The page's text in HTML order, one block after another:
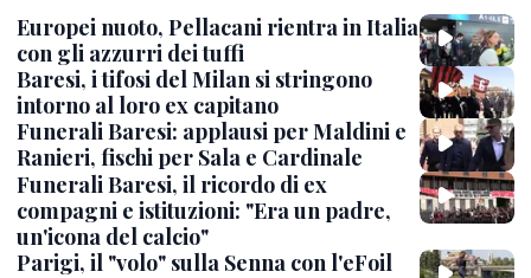
Europei nuoto, Pellacani rientra in Italia
con gli azzurri dei tuffi
Baresi, i tifosi del Milan si stringono
intorno al loro ex capitano
Funerali Baresi: applausi per Maldini e
Ranieri, fischi per Sala e Cardinale
Funerali Baresi, il ricordo di ex
compagni e istituzioni: "Era un padre,
un'icona del calcio"
Parigi, il "volo" sulla Senna con l'eFoil